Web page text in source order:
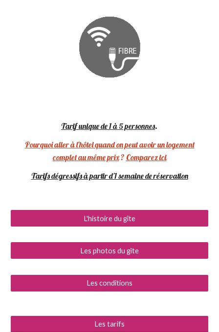
Tarif uniquede 1 à5personnes.
Pourquoi aller à l'hôtel quand on peut avoir un logement
complet au même prix? Comparez ici
Tarifsdégressifs à partir d'1 semaine de réservation
L'histoire du gîte
Les photos du gîte
Les conditions
Les tarifs